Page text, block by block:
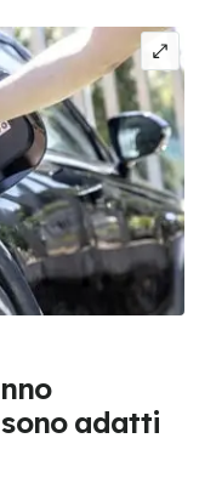
adatti